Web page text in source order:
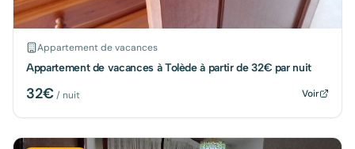
Appartement de vacances
Appartement de vacances à Tolède à partir de 32€ par nuit
32€/ nuit Voir